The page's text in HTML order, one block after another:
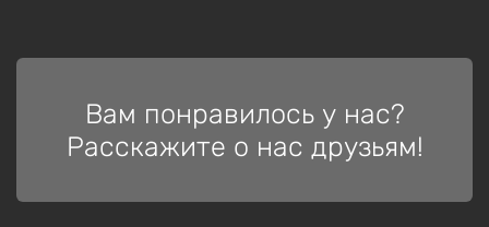
Вам понравилось у нас?
Расскажите о нас друзьям!